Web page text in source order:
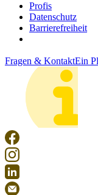
Profis
Datenschutz
Barrierefreiheit
Fragen & KontaktEin